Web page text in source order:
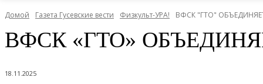
Домой Газета Гусевские вести Физкульт-УРА! ВФСК "ГТО"
ВФСК «ГТО»
18.11.2025